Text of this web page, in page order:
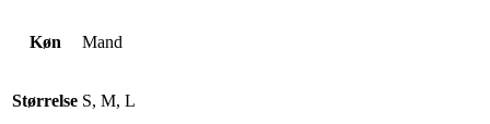
Køn Mand
Størrelse S, M, L